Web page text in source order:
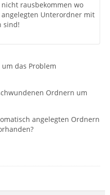
rausbekommen wo
Unterordner mit
sind!
das Problem
Ordnern um
angelegten Ordnern